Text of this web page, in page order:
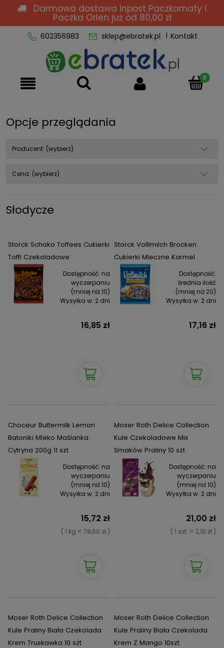
Darmowa dostawa Inpost Paczkomaty i
Paczka Orlen już od 80,00 zł
602356983 sklep@ebratek.pl Kontakt
Opcje przeglądania
Producent: (wybierz)
Cena: (wybierz)
Słodycze
Storck Schoko Toffees Cukierki
Toffi Czekoladowe
Dostępność: na
wyczerpaniu
(mniej niż 10)
Wysyłka w: 2 dni
16,85 zł
Storck Volllmilch Brocken
Cukierki Mleczne Karmel
Dostępność:
średnia ilość
(mniej niż 20)
Wysyłka w: 2 dni
17,16 zł
Choceur Buttermilk Lemon
Batoniki Mleko Maślanka
Cytryna 200g 11 szt
Dostępność: na
wyczerpaniu
(mniej niż 10)
Wysyłka w: 2 dni
15,72 zł
( 1 kg = 78,60 zł )
Moser Roth Delice Collection
Kule Czekoladowe Mix
Smaków Praliny 10 szt
Dostępność: na
wyczerpaniu
(mniej niż 10)
Wysyłka w: 2 dni
21,00 zł
( 1 szt. = 2,10 zł )
Moser Roth Delice Collection
Kule Praliny Biała Czekolada
Krem Truskawka 10 szt
Moser Roth Delice Collection
Kule Praliny Biała Czekolada
Krem Z Mango 10szt